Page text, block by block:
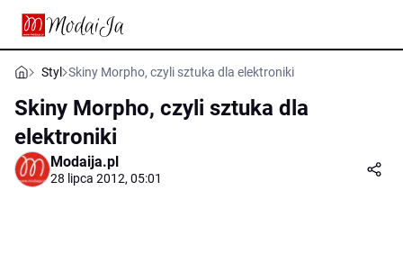
Styl Skiny Morpho, czyli sztuka dla elektroniki
Skiny Morpho, czyli sztuka dla
elektroniki
Modaija.pl
28 lipca 2012, 05:01